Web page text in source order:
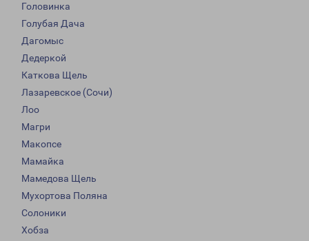
Головинка
Голубая Дача
Дагомыс
Дедеркой
Каткова Щель
Лазаревское (Сочи)
Лоо
Магри
Макопсе
Мамайка
Мамедова Щель
Мухортова Поляна
Солоники
Хобза